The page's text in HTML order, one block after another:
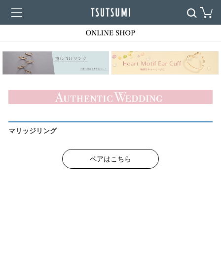
マリッジリング
ペアはこちら